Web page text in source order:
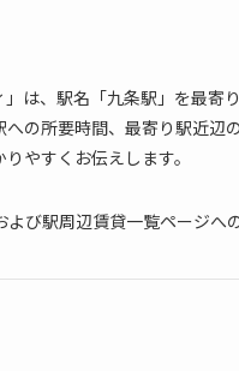
」は、駅名「九条駅」を最
の所要時間、最寄り駅近
やすくお伝えします。
び駅周辺賃貸一覧ページへ